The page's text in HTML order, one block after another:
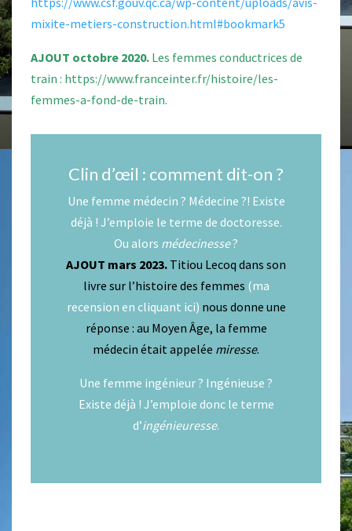
mixite-metiers-construction.html#bookmark5
AJOUT octobre 2020. Les femmes conductrices de
train : https://www.franceinter.fr/histoire/les-
femmes-a-fond-de-train.
Clin d’œil : comment dit-on ?
Une femme médecin ? Médecine ?! Existe
déjà ! J’emploie le terme de doctoresse.
Ou alors médecinesse?
AJOUT mars 2023. Titiou Lecoq dans son
livre sur l’histoire des femmes (ma
recension en cliquant ici) nous donne une
réponse : au Moyen Âge, la femme
médecin était appelée miresse.
Une femme ingénieur ? Ingénieuse ?
Existe déjà ! J’emploie donc le terme
d’ingénieuresse.